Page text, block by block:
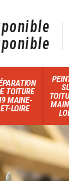
TOITURE
MAINE-
ET-LOIRE